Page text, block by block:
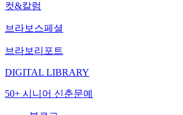
컷&칼럼
브라보스페셜
브라보리포트
DIGITAL LIBRARY
50+ 시니어 신춘문예